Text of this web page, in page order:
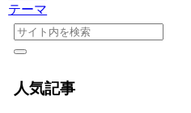
テーマ
人気記事